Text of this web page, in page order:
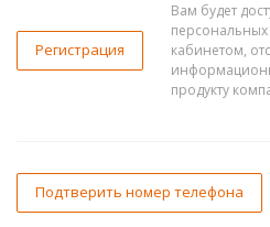
Регистрация
Вам будет
кабинетом,
продукту
Подтверить номер телефона